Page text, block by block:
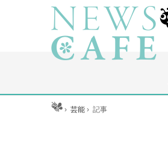
ホーム ›芸能 ›記事